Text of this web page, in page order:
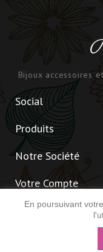
Bijoux accessoires
Social
Produits
Notre Société
Votre Compte
Informations
En poursuivant
© 2026 -